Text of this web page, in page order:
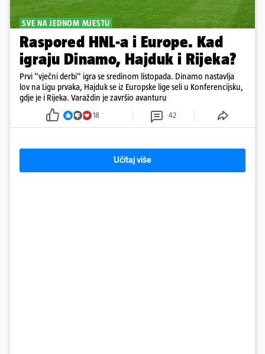
SVE NA JEDNOM MJESTU
Raspored HNL-a i Europe. Kad
igraju Dinamo, Hajduk i Rijeka?
Prvi "vječni derbi" igra se sredinom listopada. Dinamo nastavlja
lov na Ligu prvaka, Hajduk se iz Europske lige seli u Konferencijsku,
gdje je i Rijeka. Varaždin je završio avanturu
18 42
Učitaj više